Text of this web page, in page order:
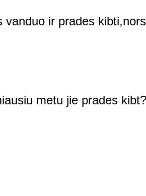
vanduo ir prades
metu jie prades kibt?